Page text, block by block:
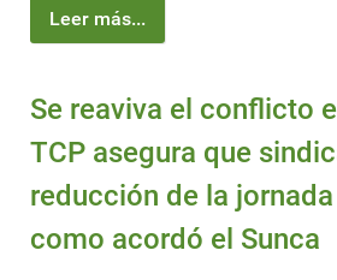
Leer más...
Se reaviva el conflicto
TCP asegura que
reducción de la jornada
como acordó el Sunca